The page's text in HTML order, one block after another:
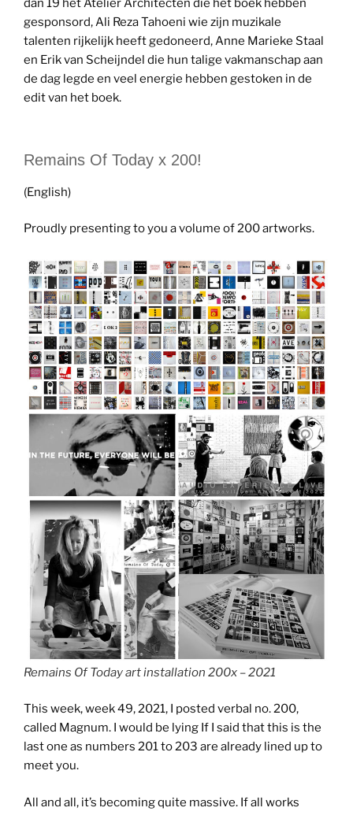
dan 19 het Atelier Architecten die het boek hebben
gesponsord, Ali Reza Tahoeni wie zijn muzikale
talenten rijkelijk heeft gedoneerd, Anne Marieke Staal
en Erik van Scheijndel die hun talige vakmanschap aan
de dag legde en veel energie hebben gestoken in de
edit van het boek.
Remains Of Today x 200!
(English)
Proudly presenting to you a volume of 200 artworks.
Remains Of Today art installation 200x – 2021
This week, week 49, 2021, I posted verbal no. 200,
called Magnum. I would be lying If I said that this is the
last one as numbers 201 to 203 are already lined up to
meet you.
All and all, it’s becoming quite massive. If all works